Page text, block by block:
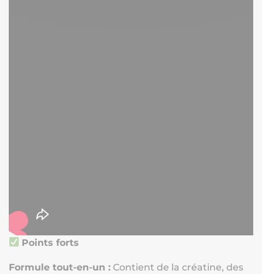
Points forts
Formule tout-en-un : Contient de la créatine, des